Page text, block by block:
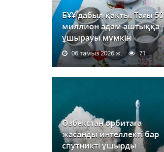
БҰҰ дабыл қақты: Тағы 50
миллион адам аштыққа
ұшырауы мүмкін
06 тамыз 2026 ж. 71
Өзбекстан орбитаға
жасанды интеллекті бар
спутникті ұшырды